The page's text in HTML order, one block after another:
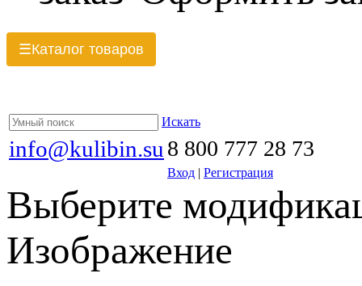
☰Каталог товаров
Искать
info@kulibin.su 8 800 777 28 73
Вход | Регистрация
Выберите
Изображение